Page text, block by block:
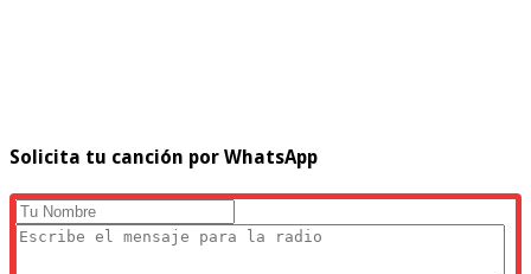
Solicita tu canción por WhatsApp